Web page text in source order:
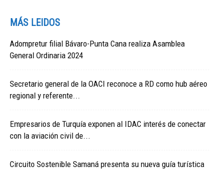
MÁS LEIDOS
Adompretur filial Bávaro-Punta Cana realiza Asamblea
General Ordinaria 2024
Secretario general de la OACI reconoce a RD como hub aéreo
regional y referente...
Empresarios de Turquía exponen al IDAC interés de conectar
con la aviación civil de...
Circuito Sostenible Samaná presenta su nueva guía turística